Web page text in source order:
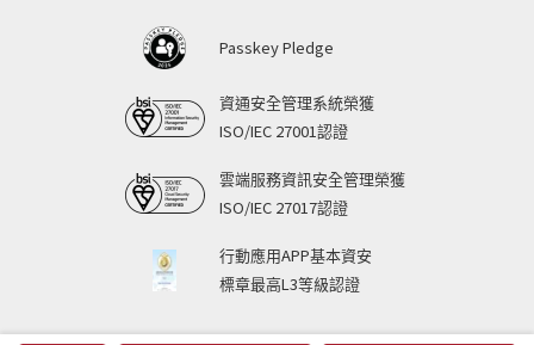
Passkey Pledge
資通安全管理系統榮獲
ISO/IEC 27001認證
雲端服務資訊安全管理榮獲
ISO/IEC 27017認證
行動應用APP基本資安
標章最高L3等級認證